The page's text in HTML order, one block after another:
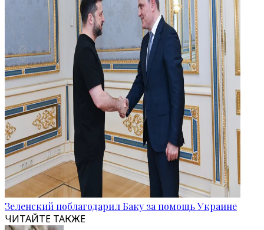
Зеленский поблагодарил Баку за помощь Украине
ЧИТАЙТЕ ТАКЖЕ